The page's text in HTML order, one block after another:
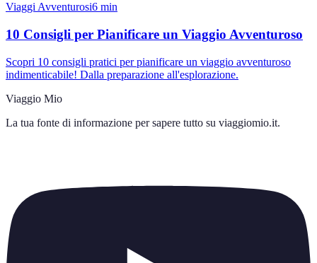
Viaggi Avventurosi6 min
10 Consigli per Pianificare un Viaggio Avventuroso
Scopri 10 consigli pratici per pianificare un viaggio avventuroso
indimenticabile! Dalla preparazione all'esplorazione.
Viaggio Mio
La tua fonte di informazione per sapere tutto su viaggiomio.it.